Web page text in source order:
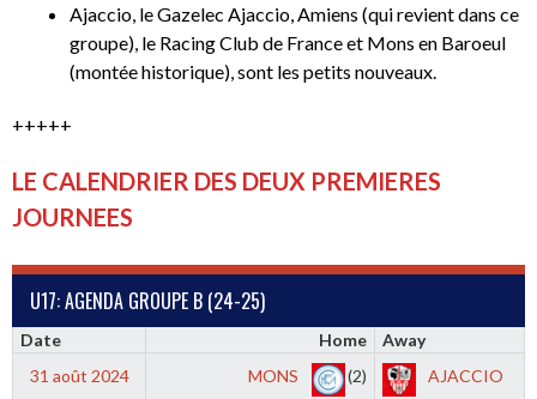
Ajaccio, le Gazelec Ajaccio, Amiens (qui revient dans ce
groupe), le Racing Club de France et Mons en Baroeul
(montée historique), sont les petits nouveaux.
+++++
LE CALENDRIER DES DEUX PREMIERES
JOURNEES
U17: AGENDA GROUPE B (24-25)
Date Home
Away
31 août 2024
MONS (2)
AJACCIO